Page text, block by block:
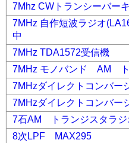
7Mhz CWトランシーバー
7MHz 自作短波ラジオ
中
7MHz TDA1572受信機
7MHz モノバンド AM ト
7MHzダイレクトコンバー
7MHzダイレクトコンバ
7石AM トランジスタラジ
8次LPF MAX295